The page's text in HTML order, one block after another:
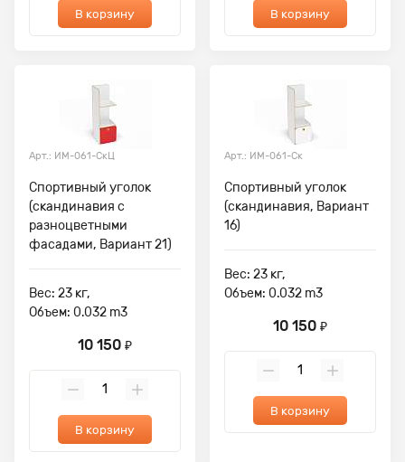
В корзину В корзину
Арт.: ИМ-061-СкЦ
Спортивный уголок
(скандинавия с
разноцветными
фасадами, Вариант 21)
Вес: 23 кг,
Объем: 0.032 m3
10 150 ₽
В корзину
Арт.: ИМ-061-Ск
Спортивный уголок
(скандинавия, Вариант
16)
Вес: 23 кг,
Объем: 0.032 m3
10 150 ₽
В корзину